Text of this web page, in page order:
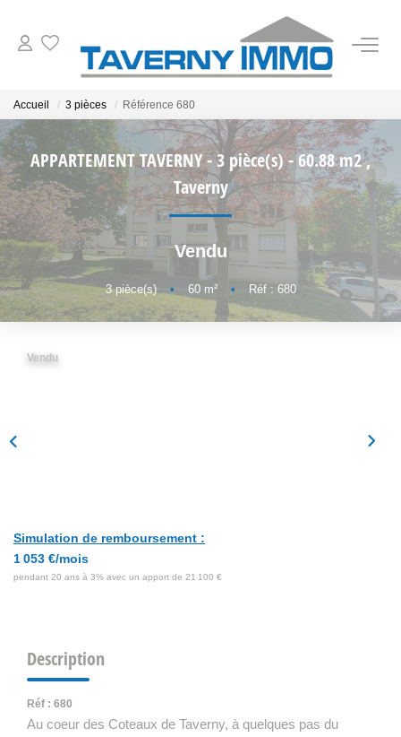
ESTIMATION
OUTILS
NOTRE AGENCE
CONTACT
Accueil 3 pièces Référence 680
APPARTEMENT TAVERNY - 3 pièce(s) - 60.88 m2,
Taverny
Vendu
3pièce(s) • 60m² • Réf : 680
Vendu
Simulation de remboursement :
1 053 €/mois
pendant 20 ans à 3% avec un apport de 21 100 €
Description
Réf : 680
Au coeur des Coteaux de Taverny, à quelques pas du